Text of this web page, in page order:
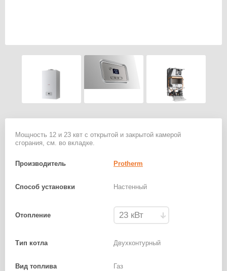
Мощность 12 и 23 квт с открытой и закрытой камерой
сгорания, см. во вкладке.
Производитель Protherm
Способ установки Настенный
Отопление
Тип котла Двухконтурный
Вид топлива Газ